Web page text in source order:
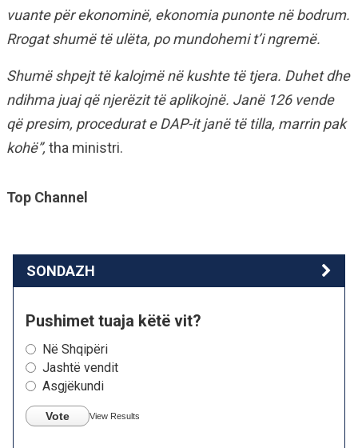
vuante për ekonominë, ekonomia punonte në bodrum.
Rrogat shumë të ulëta, po mundohemi t’i ngremë.
Shumë shpejt të kalojmë në kushte të tjera. Duhet dhe
ndihma juaj që njerëzit të aplikojnë. Janë 126 vende
që presim, procedurat e DAP-it janë të tilla, marrin pak
kohë”, tha ministri.
Top Channel
SONDAZH
Pushimet tuaja këtë vit?
Në Shqipëri
Jashtë vendit
Asgjëkundi
Vote View Results